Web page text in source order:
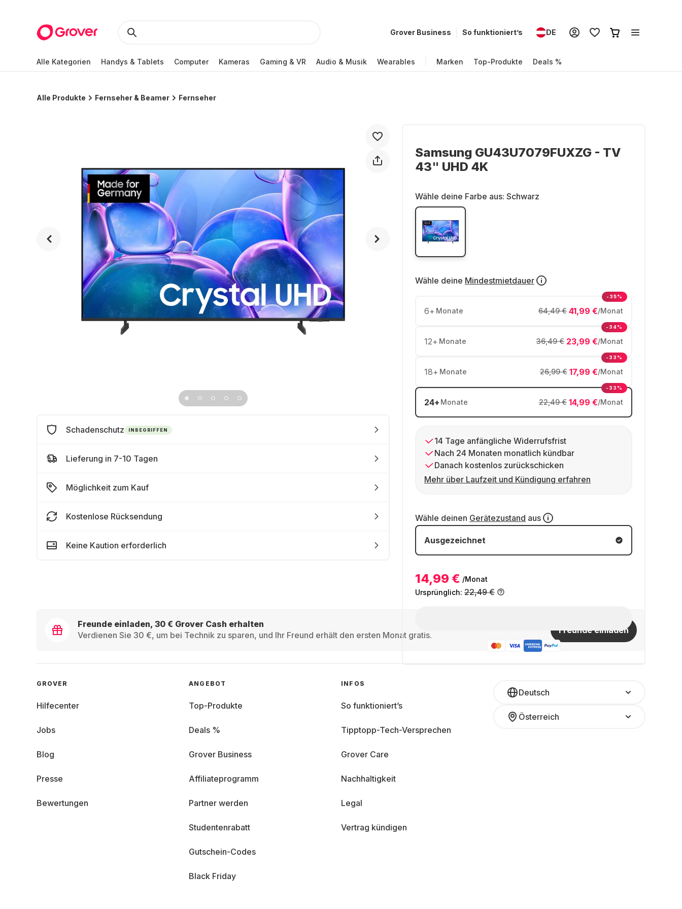
Grover Business So funktioniert’s DE
Alle Kategorien Handys & Tablets Computer Kameras Gaming & VR Audio & Musik Wearables Marken Top-Produkte Deals %
Alle Produkte Fernseher & Beamer Fernseher
Samsung GU43U7079FUXZG - TV
43" UHD 4K
Wähle deine Farbe aus: Schwarz
Wähle deine Mindestmietdauer
6+ Monate 41,99 €/Monat
64,49 €
-35%
12+ Monate 23,99 €/Monat
36,49 €
-34%
18+ Monate 17,99 €/Monat
26,99 €
-33%
24+ Monate 14,99 €/Monat
22,49 €
-33%
14 Tage anfängliche Widerrufsfrist
Nach 24 Monaten monatlich kündbar
Danach kostenlos zurückschicken
Mehr über Laufzeit und Kündigung erfahren
Wähle deinen Gerätezustand aus
Ausgezeichnet
14,99 € /Monat
Ursprünglich: 22,49 €
Schadenschutz INBEGRIFFEN
Lieferung in 7-10 Tagen
Möglichkeit zum Kauf
Kostenlose Rücksendung
Keine Kaution erforderlich
Freunde einladen, 30 € Grover Cash erhalten
Verdienen Sie 30 €, um bei Technik zu sparen, und Ihr Freund erhält den ersten Monat gratis.
Freunde einladen
Deutsch
Österreich
GROVER
Hilfecenter
Jobs
Blog
Presse
Bewertungen
ANGEBOT
Top-Produkte
Deals %
Grover Business
Affiliateprogramm
Partner werden
Studentenrabatt
Gutschein-Codes
Black Friday
INFOS
So funktioniert’s
Tipptopp-Tech-Versprechen
Grover Care
Nachhaltigkeit
Legal
Vertrag kündigen